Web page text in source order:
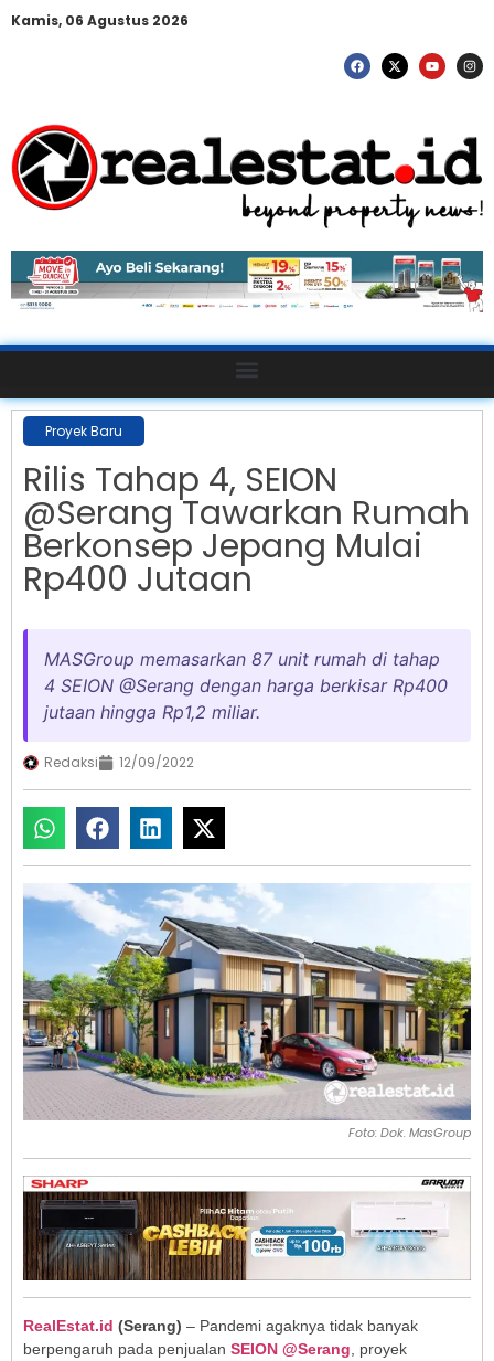
Kamis, 06 Agustus 2026
Proyek Baru
Rilis Tahap 4, SEION
@Serang Tawarkan Rumah
Berkonsep Jepang Mulai
Rp400 Jutaan
MASGroup memasarkan 87 unit rumah di tahap
4 SEION @Serang dengan harga berkisar Rp400
jutaan hingga Rp1,2 miliar.
Redaksi 12/09/2022
Foto: Dok. MasGroup
RealEstat.id (Serang) – Pandemi agaknya tidak banyak
berpengaruh pada penjualan SEION @Serang , proyek